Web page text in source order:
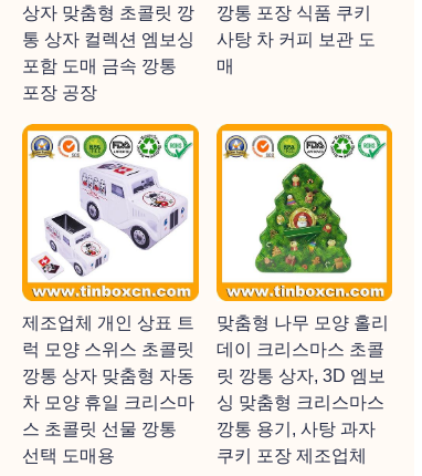
상자 맞춤형 초콜릿 깡
통 상자 컬렉션 엠보싱
포함 도매 금속 깡통
포장 공장
깡통 포장 식품 쿠키
사탕 차 커피 보관 도
매
제조업체 개인 상표 트
럭 모양 스위스 초콜릿
깡통 상자 맞춤형 자동
차 모양 휴일 크리스마
스 초콜릿 선물 깡통
선택 도매용
맞춤형 나무 모양 홀리
데이 크리스마스 초콜
릿 깡통 상자, 3D 엠보
싱 맞춤형 크리스마스
깡통 용기, 사탕 과자
쿠키 포장 제조업체